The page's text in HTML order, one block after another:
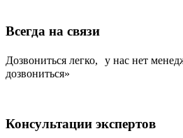
Всегда на связи
Дозвониться легко, у нас нет
дозвониться»
Консультации экспертов